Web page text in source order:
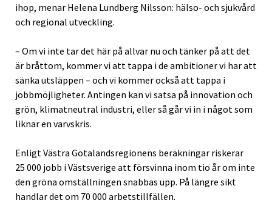
ihop, menar Helena Lundberg Nilsson: hälso- och sjukvård
och regional utveckling.
– Om vi inte tar det här på allvar nu och tänker på att det
är bråttom, kommer vi att tappa i de ambitioner vi har att
sänka utsläppen – och vi kommer också att tappa i
jobbmöjligheter. Antingen kan vi satsa på innovation och
grön, klimatneutral industri, eller så går vi in i något som
liknar en varvskris.
Enligt Västra Götalandsregionens beräkningar riskerar
25 000 jobb i Västsverige att försvinna inom tio år om inte
den gröna omställningen snabbas upp. På längre sikt
handlar det om 70 000 arbetstillfällen.